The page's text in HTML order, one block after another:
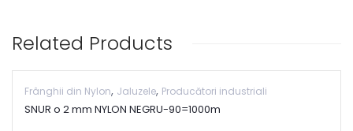
Related Products
Frânghii din Nylon, Jaluzele, Producători industriali
SNUR o 2 mm NYLON NEGRU-90=1000m